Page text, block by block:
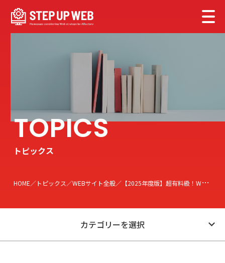
トピックス
HOME トピックス WEBサイト全般 【2025年度版】超有料級！Wordressでのアフィリエイトの始め方虎の巻！
カテゴリーを選択